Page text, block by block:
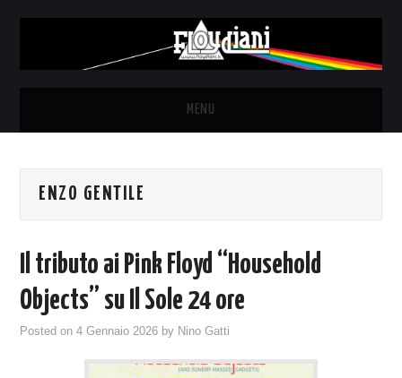
MENU
NEWS
SYD BARRETT – ALLE SOGLIE
DELL’ALBA
ENZO GENTILE
Il tributo ai Pink Floyd “Household
Objects” su Il Sole 24 ore
Posted on4 Gennaio 2026 by Nino Gatti